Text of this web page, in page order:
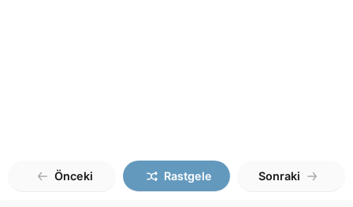
Önceki Rastgele Sonraki